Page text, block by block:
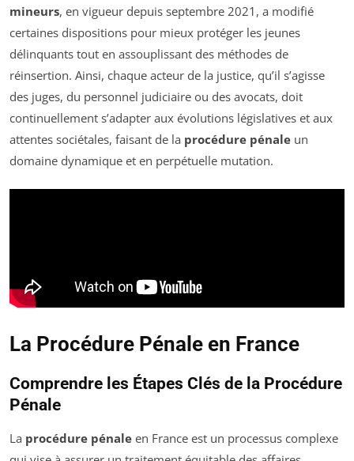
mineurs, en vigueur depuis septembre 2021, a modifié
certaines dispositions pour mieux protéger les jeunes
délinquants tout en assouplissant des méthodes de
réinsertion. Ainsi, chaque acteur de la justice, qu’il s’agisse
des juges, du personnel judiciaire ou des avocats, doit
continuellement s’adapter aux évolutions législatives et aux
attentes sociétales, faisant de la procédure pénale un
domaine dynamique et en perpétuelle mutation.
La Procédure Pénale en France
Comprendre les Étapes Clés de la Procédure
Pénale
La procédure pénale en France est un processus complexe